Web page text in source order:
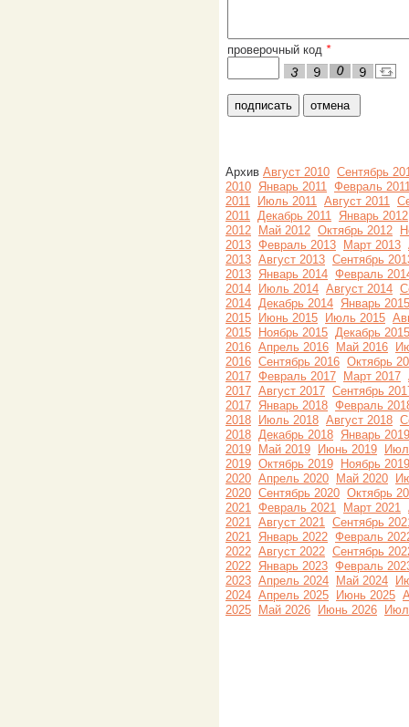
проверочный код *
Архив Август 2010 Сентябрь
2010 Январь 2011 Февраль
2011
Июль 2011 Август 2011
2011 Декабрь 2011 Январь 2012
2012
Май 2012 Октябрь 2012
2013 Февраль 2013 Март 2013
2013 Август 2013 Сентябрь
2013 Январь 2014 Февраль
2014
Июль 2014 Август 2014
2014 Декабрь 2014 Январь 2015
2015
Июнь 2015 Июль 2015
2015
Ноябрь 2015 Декабрь 2015
2016 Апрель 2016 Май 2016
2016 Сентябрь 2016 Октябрь
2017 Февраль 2017 Март 2017
2017 Август 2017 Сентябрь
2017 Январь 2018 Февраль
2018
Июль 2018 Август 2018
2018 Декабрь 2018 Январь 2019
2019
Май 2019 Июнь 2019
2019 Октябрь 2019
Ноябрь 2019
2020 Апрель 2020 Май 2020
2020 Сентябрь 2020 Октябрь
2021 Февраль 2021 Март 2021
2021 Август 2021 Сентябрь
2021 Январь 2022 Февраль
2022 Август 2022 Сентябрь
2022 Январь 2023 Февраль
2023 Апрель 2024 Май 2024
2024 Апрель 2025 Июнь 2025
2025
Май 2026 Июнь 2026